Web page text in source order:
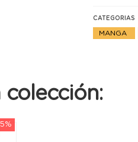
CATEGORIAS
MANGA